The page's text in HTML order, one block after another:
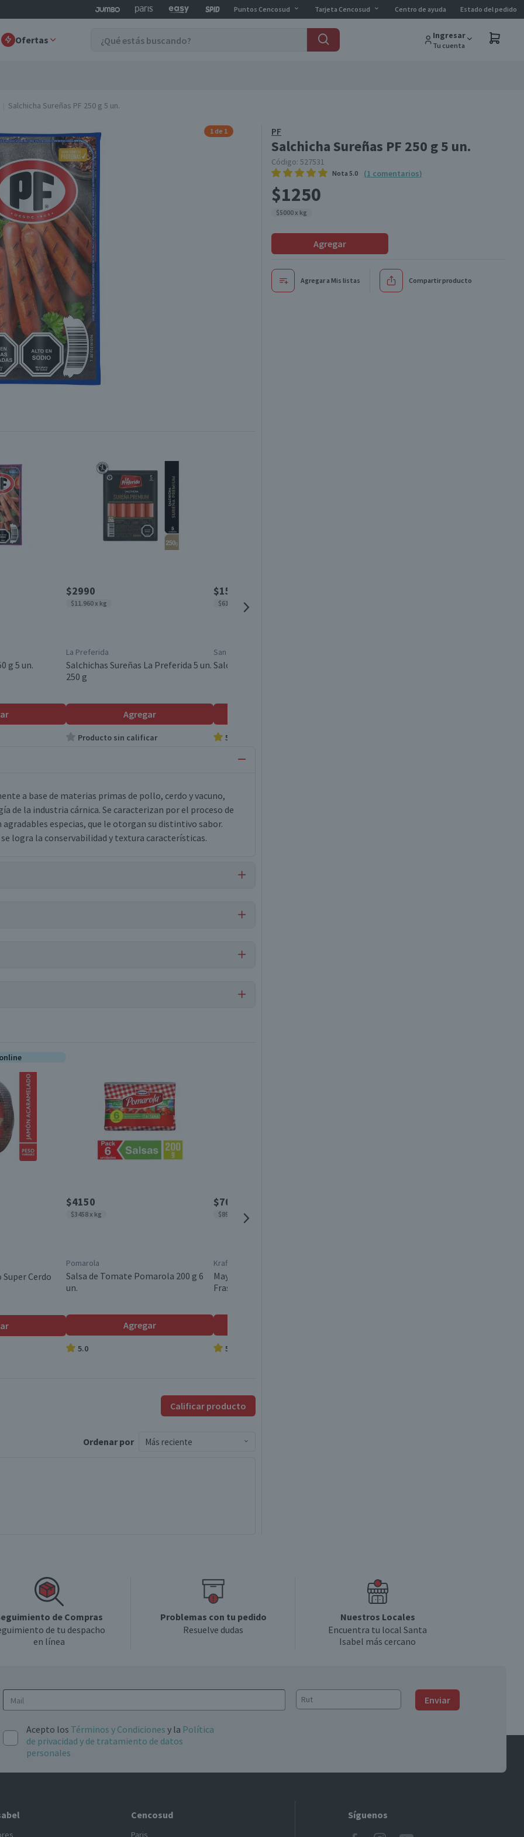
Puntos Cencosud Tarjeta Cencosud Centro de ayuda Estado del pedido
Ofertas Ingresar
Tu cuenta
Salchicha Sureñas PF 250 g 5 un.
PF
Salchicha Sureñas PF 250 g 5 un.
Código: 527531
Nota 5.0 (1 comentarios)
$1250
$5000 x kg
Agregar
Agregar a Mis listas Compartir producto
1 de 1
g 5 un.
$2990
$11.960 x kg
La Preferida
Salchichas Sureñas La Preferida 5 un.
250 g
Agregar
Producto sin calificar
$1530
$6120 x kg
San Jorge
Salchicha Sureña San Jorge 250 g
5.0
a base de materias primas de pollo, cerdo y vacuno,
de la industria cárnica. Se caracterizan por el proceso de
especias, que le otorgan su distintivo sabor.
logra la conservabilidad y textura características.
natural, nitrito de sodio, dióxido de silicio amorfo.
0,1
1,4
Conservar refrigerado
Paquete
Chile
Cerdo
$4150
$3458 x kg
Pomarola
Salsa de Tomate Pomarola 200 g 6
un.
Agregar
5.0
$7030
$8910 x kg
Kraft
Mayonesa Kraft Real Mayo Regular
Frasco 789 g
5.0
Calificar producto
Ordenar por Más reciente
de Compras
de tu despacho
en línea
Problemas con tu pedido
Resuelve dudas
Nuestros Locales
Encuentra tu local Santa
Isabel más cercano
Enviar
Acepto los Términos y Condiciones y la Política
de privacidad y de tratamiento de datos
personales
Cencosud
Paris
Síguenos